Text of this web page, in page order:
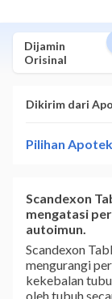
Dijamin
Orisinal
Scandexon
mengatasi
autoimun.
Scandexon
mengurangi
kekebalan
oleh tubuh